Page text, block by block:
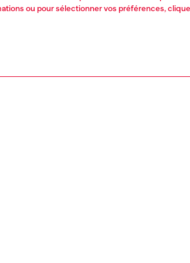
ou pour sélectionner vos préférences,